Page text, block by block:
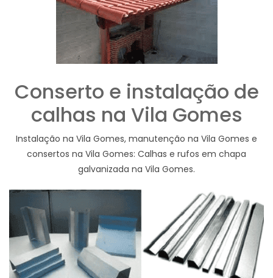
Conserto e instalação de
calhas na Vila Gomes
Instalação na Vila Gomes, manutenção na Vila Gomes e
consertos na Vila Gomes: Calhas e rufos em chapa
galvanizada na Vila Gomes.